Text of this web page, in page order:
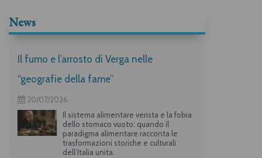
News
Il fumo e l’arrosto di Verga nelle
“geografie della fame”
20/07/2026
Il sistema alimentare verista e la fobia
dello stomaco vuoto: quando il
paradigma alimentare racconta le
trasformazioni storiche e culturali
dell’Italia unita.